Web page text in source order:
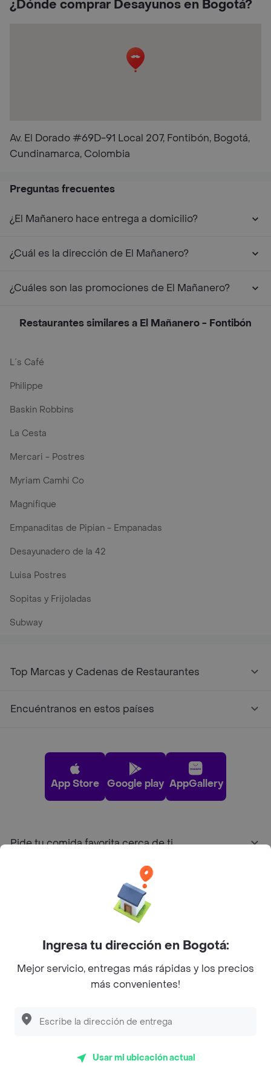
¿Dónde comprar Desayunos en Bogotá?
Av. El Dorado #69D-91 Local 207, Fontibón, Bogotá,
Cundinamarca, Colombia
Preguntas frecuentes
¿El Mañanero hace entrega a domicilio?
¿Cuál es la dirección de El Mañanero?
¿Cuáles son las promociones de El Mañanero?
Restaurantes similares a El Mañanero - Fontibón
L´s Café
Philippe
Baskin Robbins
La Cesta
Mercari - Postres
Myriam Camhi Co
Magnifique
Empanaditas de Pipian - Empanadas
Desayunadero de la 42
Luisa Postres
Sopitas y Frijoladas
Subway
Top Marcas y Cadenas de Restaurantes
Encuéntranos en estos países
App Store Google play AppGallery
Pide tu comida favorita cerca de ti
Sobre Rappi
Facebook
Twitter
Instagram
©2026Rappi Inc. All rights reserved.
Ingresa tu dirección en Bogotá:
Mejor servicio, entregas más rápidas y los precios
más convenientes!
Usar mi ubicación actual